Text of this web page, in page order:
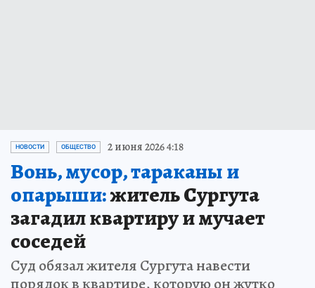
НОВОСТИ ОБЩЕСТВО 2 июня 2026 4:18
Вонь, мусор, тараканы и
опарыши:житель Сургута
загадил квартиру и мучает
соседей
Суд обязал жителя Сургута навести